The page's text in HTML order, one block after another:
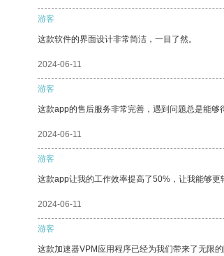
游客
这款软件的界面设计非常简洁，一目了然。
2024-06-11
游客
这款app的售后服务非常完善，遇到问题总是能够
2024-06-11
游客
这款app让我的工作效率提高了50%，让我能够更
2024-06-11
游客
这款加速器VPM应用程序已经为我们带来了无限的